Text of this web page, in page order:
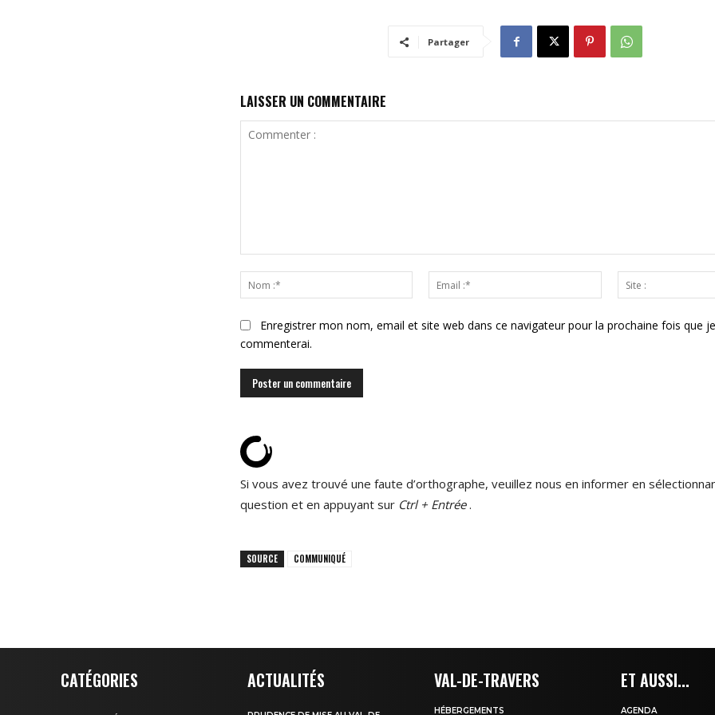
Partager
LAISSER UN COMMENTAIRE
Nom
:*
Email
:*
Enregistrer mon nom, email et site web dans ce navigateur pour la prochaine fois que je
commenterai.
Si vous avez trouvé une faute d’orthographe, veuillez nous en informer en
question et en appuyant sur Ctrl + Entrée.
SOURCE COMMUNIQUÉ
CATÉGORIES ACTUALITÉS VAL-DE-TRAVERS
HÉBERGEMENTS
ET AUSSI...
AGENDA